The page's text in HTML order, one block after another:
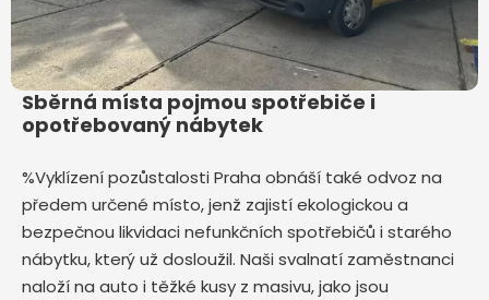
Sběrná místa pojmou spotřebiče i
opotřebovaný nábytek
%Vyklízení pozůstalosti Praha obnáší také odvoz na
předem určené místo, jenž zajistí ekologickou a
bezpečnou likvidaci nefunkčních spotřebičů i starého
nábytku, který už dosloužil. Naši svalnatí zaměstnanci
naloží na auto i těžké kusy z masivu, jako jsou